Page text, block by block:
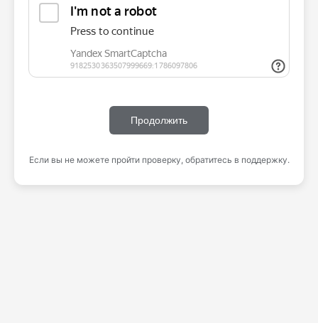
Продолжить
Если вы не можете пройти проверку, обратитесь в поддержку.